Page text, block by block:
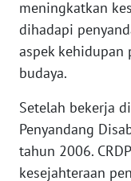
meningkatkan
dihadapi
aspek kehidupan
budaya.
Setelah bekerja
Penyandang
tahun 2006.
kesejahteraan
WN
LAMPUNG
JATENG
WN
NUSANTARA